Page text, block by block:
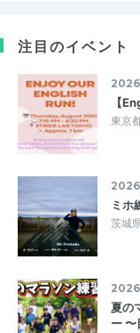
注目のイベント
【
東京
ミホ
茨城
夏の
ー